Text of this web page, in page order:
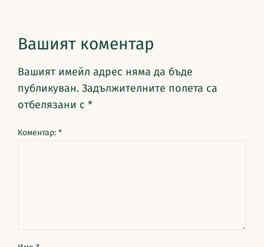
Вашият коментар
Вашият имейл адрес няма да бъде
публикуван. Задължителните полета са
отбелязани с*
Коментар:*